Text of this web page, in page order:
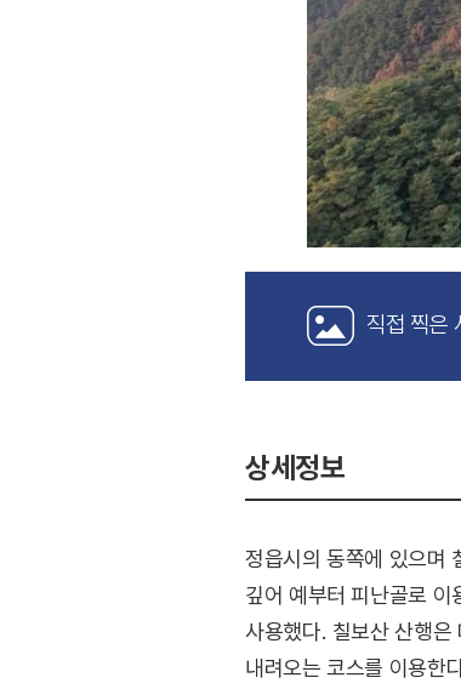
직접 찍은
상세정보
정읍시의 동쪽에 있으며
깊어 예부터 피난골로
사용했다. 칠보산 산행은
내려오는 코스를 이용한